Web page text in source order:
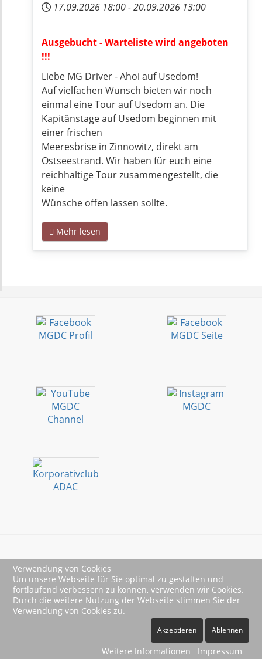
17.09.2026 18:00-20.09.2026 13:00
Ausgebucht - Warteliste wird angeboten
!!!
Liebe MG Driver - Ahoi auf Usedom!
Auf vielfachen Wunsch bieten wir noch
einmal eine Tour auf Usedom an. Die
Kapitänstage auf Usedom beginnen mit
einer frischen
Meeresbrise in Zinnowitz, direkt am
Ostseestrand. Wir haben für euch eine
reichhaltige Tour zusammengestellt, die
keine
Wünsche offen lassen sollte.
Mehr lesen
Impressum
Datenschutz
Verwendung von Cookies
Um unsere Webseite für Sie optimal zu gestalten und
fortlaufend verbessern zu können, verwenden wir Cookies.
Durch die weitere Nutzung der Webseite stimmen Sie der
Verwendung von Cookies zu.
Akzeptieren Ablehnen
Weitere Informationen Impressum